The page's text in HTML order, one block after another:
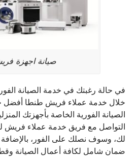
صيانة اجهزة
في حالة رغبتك في خدمة الصيانة
خلال خدمة عملاء فريش طنطا أفضل
الصيانة الفورية الخاصة بأجهزتك
التواصل مع فريق خدمة عملاء فريش
لك، وسوف نصلك على الفور، بالإضافة
ضمان شامل لكافة أعمال الصيانة وقطع